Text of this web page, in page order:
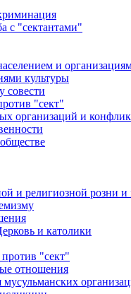
с "сектантами"
и
культуры
совести
"сект"
организаций и
и религиозной розни
и католики
"сект"
отношения